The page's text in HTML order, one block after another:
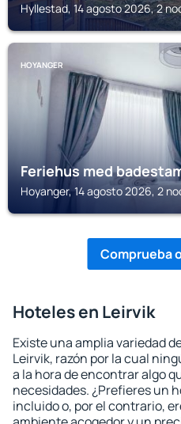
Hyllestad, 14 agosto 2026, 2
HOYANGER
Feriehus med
Hoyanger, 14 agosto 2026, 2
Comprueba
Hoteles en Leirvik
Existe una amplia variedad
Leirvik, razón por la cual
a la hora de encontrar algo
necesidades. ¿Prefieres un
incluido o, por el contrario,